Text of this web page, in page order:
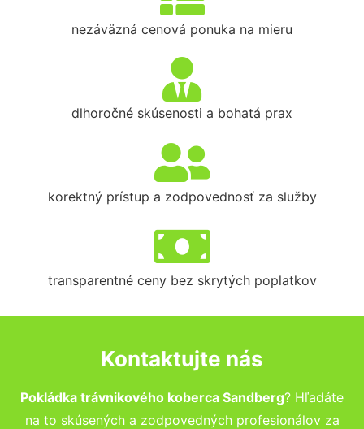
nezáväzná cenová ponuka na mieru
dlhoročné skúsenosti a bohatá prax
korektný prístup a zodpovednosť za služby
transparentné ceny bez skrytých poplatkov
Kontaktujte nás
Pokládka trávnikového koberca Sandberg? Hľadáte
na to skúsených a zodpovedných profesionálov za